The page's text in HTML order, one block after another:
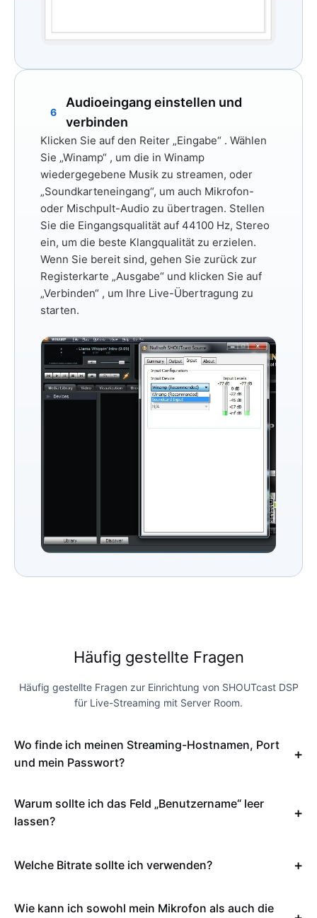
6
Audioeingang einstellen und
verbinden
Klicken Sie auf den Reiter „Eingabe“ . Wählen
Sie „Winamp“ , um die in Winamp
wiedergegebene Musik zu streamen, oder
„Soundkarteneingang“, um auch Mikrofon-
oder Mischpult-Audio zu übertragen. Stellen
Sie die Eingangsqualität auf 44100 Hz, Stereo
ein, um die beste Klangqualität zu erzielen.
Wenn Sie bereit sind, gehen Sie zurück zur
Registerkarte „Ausgabe“ und klicken Sie auf
„Verbinden“ , um Ihre Live-Übertragung zu
starten.
Häufig gestellte Fragen
Häufig gestellte Fragen zur Einrichtung von SHOUTcast DSP
für Live-Streaming mit Server Room.
Wo finde ich meinen Streaming-Hostnamen, Port
und mein Passwort?
Warum sollte ich das Feld „Benutzername“ leer
lassen?
Welche Bitrate sollte ich verwenden?
Wie kann ich sowohl mein Mikrofon als auch die